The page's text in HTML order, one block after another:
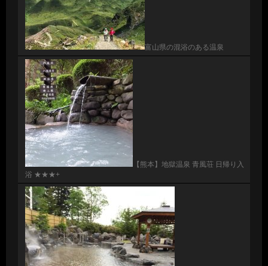
富山県の混浴のある温泉
【熊本】地獄温泉 青風荘 日帰り入
浴 ★★★+